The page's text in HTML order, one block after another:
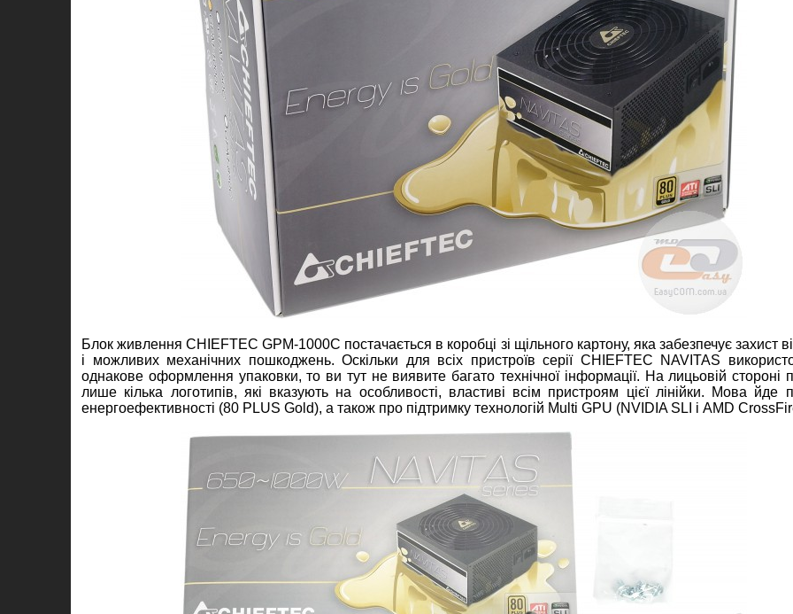
Блок живлення CHIEFTEC GPM-1000C постачається в коробці зі щільного картону, яка забезпечує захист
і можливих механічних пошкоджень. Оскільки для всіх пристроїв серії CHIEFTEC NAVITAS
однакове оформлення упаковки, то ви тут не виявите багато технічної інформації. На лицьовій стороні
лише кілька логотипів, які вказують на особливості, властиві всім пристроям цієї лінійки. Мова йде
енергоефективності (80 PLUS Gold), а також про підтримку технологій Multi GPU (NVIDIA SLI і AMD